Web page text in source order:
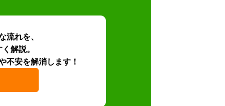
流れを、
解説。
不安を解消します！